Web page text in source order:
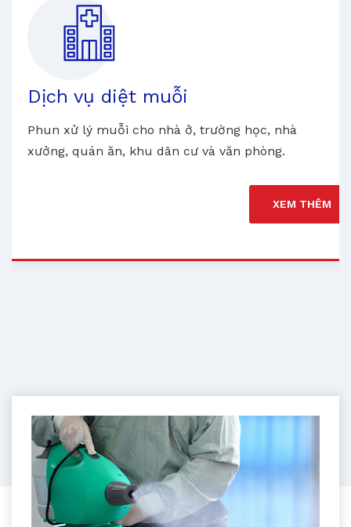
Dịch vụ diệt muỗi
Phun xử lý muỗi cho nhà ở, trường học, nhà
xưởng, quán ăn, khu dân cư và văn phòng.
XEM THÊM